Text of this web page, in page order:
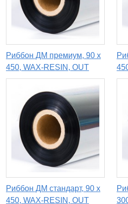
Риббон ДМ премиум, 90 x
450, WAX-RESIN, OUT
Риббон ДМ стандарт, 90 x
450, WAX-RESIN, OUT